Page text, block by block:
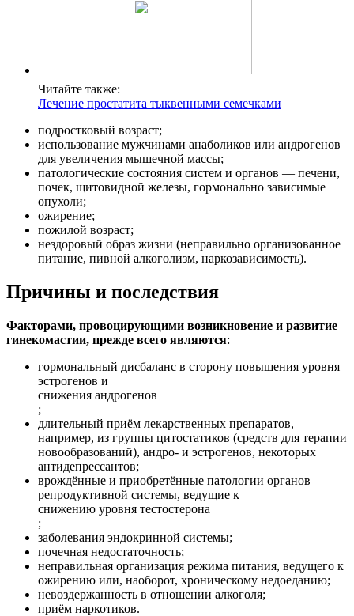
Читайте также:
Лечение простатита тыквенными семечками
подростковый возраст;
использование мужчинами анаболиков или андрогенов
для увеличения мышечной массы;
патологические состояния систем и органов — печени,
почек, щитовидной железы, гормонально зависимые
опухоли;
ожирение;
пожилой возраст;
нездоровый образ жизни (неправильно организованное
питание, пивной алкоголизм, наркозависимость).
Причины и последствия
Факторами, провоцирующими возникновение и развитие
гинекомастии, прежде всего являются:
гормональный дисбаланс в сторону повышения уровня
эстрогенов и
снижения андрогенов
;
длительный приём лекарственных препаратов,
например, из группы цитостатиков (средств для терапии
новообразований), андро- и эстрогенов, некоторых
антидепрессантов;
врождённые и приобретённые патологии органов
репродуктивной системы, ведущие к
снижению уровня тестостерона
;
заболевания эндокринной системы;
почечная недостаточность;
неправильная организация режима питания, ведущего к
ожирению или, наоборот, хроническому недоеданию;
невоздержанность в отношении алкоголя;
приём наркотиков.